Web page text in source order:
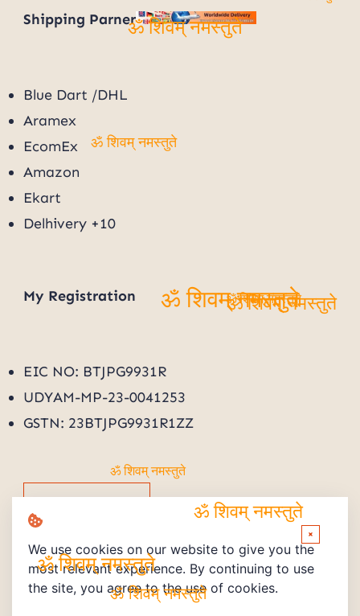
Shipping Parner
Blue Dart /DHL
Aramex
EcomEx
Amazon
Ekart
Delhivery +10
My Registration
EIC NO: BTJPG9931R
UDYAM-MP-23-0041253
GSTN: 23BTJPG9931R1ZZ
We use cookies on our website to give you the
most relevant experience. By continuing to use
the site, you agree to the use of cookies.
×
ॐ शिवम् नमस्तुते
नमस्तुते
ॐ शिवम् नमस्तुते
ॐ शिवम् नमस्तुते
ॐ शिवम् नमस्तुते